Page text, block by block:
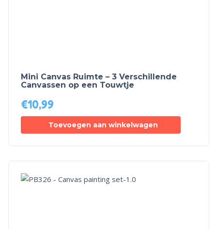
Mini Canvas Ruimte – 3 Verschillende
Canvassen op een Touwtje
€10,99
Toevoegen aan winkelwagen